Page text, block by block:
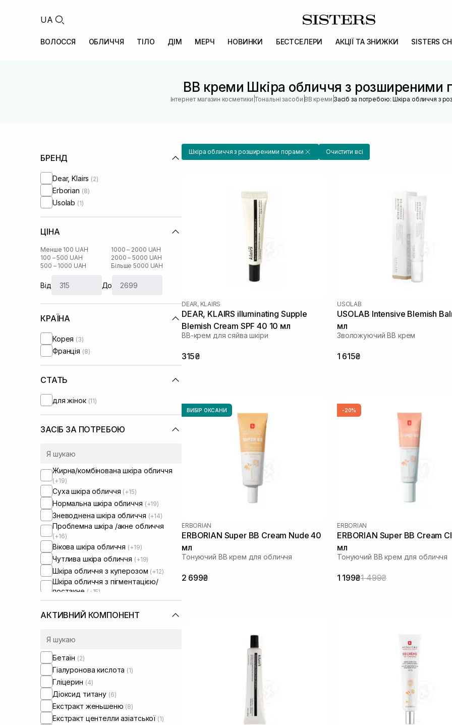
UA
ВОЛОССЯ ОБЛИЧЧЯ ТІЛО ДІМ МЕРЧ НОВИНКИ БЕСТСЕЛЕРИ АКЦІЇ ТА ЗНИЖКИ SISTERS
BB креми Шкіра обличчя з розширеними
Інтернет магазин косметики |Тональні засоби |BB креми |Засіб за потребою: Шкіра обличчя з
БРЕНД
Dear, Klairs (2)
Erborian (8)
Usolab (1)
ЦІНА
Менше 100 UAH
100 – 500 UAH
500 – 1000 UAH
1000 – 2000 UAH
2000 – 5000 UAH
Більше 5000 UAH
Від До
КРАЇНА
Корея (3)
Франція (8)
СТАТЬ
для жінок (11)
ЗАСІБ ЗА ПОТРЕБОЮ
Жирна/комбінована шкіра обличчя
(+19)
Суха шкіра обличчя (+15)
Нормальна шкіра обличчя (+19)
Зневоднена шкіра обличчя (+14)
Проблемна шкіра /акне обличчя
(+16)
Вікова шкіра обличчя (+19)
Чутлива шкіра обличчя (+19)
Шкіра обличчя з куперозом (+12)
Шкіра обличчя з пігментацією/
постакне (+15)
Шкіра обличчя з розширеними
порами
Шкіра обличчя з порушеним
Шкіра обличчя з порушеним
АКТИВНИЙ КОМПОНЕНТ
Бетаїн (2)
Гіалуронова кислота (1)
Гліцерин (4)
Діоксид титану (6)
Екстракт женьшеню (8)
Екстракт центелли азіатської (1)
Шкіра обличчя з розширеними порами Очистити всі
DEAR, KLAIRS
DEAR, KLAIRS illuminating Supple
Blemish Cream SPF 40 10 мл
ВВ-крем для сяйва шкіри
315₴
USOLAB
USOLAB Intensive Blemish
мл
Зволожуючий ВВ крем
1 615₴
ВИБІР ОКСАНИ
ERBORIAN
ERBORIAN Super ВВ Cream Nude 40
мл
Тонуючий BB крем для обличчя
2 699₴
-20%
ERBORIAN
ERBORIAN Super ВВ Cream
мл
Тонуючий BB крем для обличчя
1 199₴1 499₴